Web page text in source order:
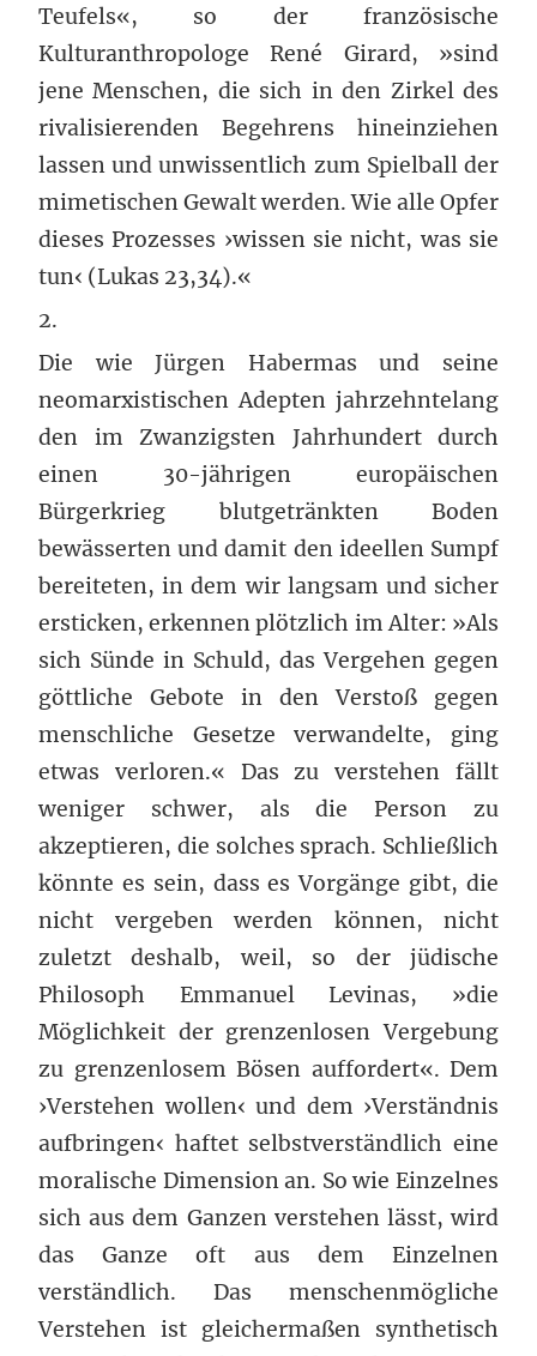
Teufels«, so der französische
Kulturanthropologe René Girard, »sind
jene Menschen, die sich in den Zirkel des
rivalisierenden Begehrens hineinziehen
lassen und unwissentlich zum Spielball der
mimetischen Gewalt werden. Wie alle Opfer
dieses Prozesses ›wissen sie nicht, was sie
tun‹ (Lukas 23,34).«
2.
Die wie Jürgen Habermas und seine
neomarxistischen Adepten jahrzehntelang
den im Zwanzigsten Jahrhundert durch
einen 30-jährigen europäischen
Bürgerkrieg blutgetränkten Boden
bewässerten und damit den ideellen Sumpf
bereiteten, in dem wir langsam und sicher
ersticken, erkennen plötzlich im Alter: »Als
sich Sünde in Schuld, das Vergehen gegen
göttliche Gebote in den Verstoß gegen
menschliche Gesetze verwandelte, ging
etwas verloren.« Das zu verstehen fällt
weniger schwer, als die Person zu
akzeptieren, die solches sprach. Schließlich
könnte es sein, dass es Vorgänge gibt, die
nicht vergeben werden können, nicht
zuletzt deshalb, weil, so der jüdische
Philosoph Emmanuel Levinas, »die
Möglichkeit der grenzenlosen Vergebung
zu grenzenlosem Bösen auffordert«. Dem
›Verstehen wollen‹ und dem ›Verständnis
aufbringen‹ haftet selbstverständlich eine
moralische Dimension an. So wie Einzelnes
sich aus dem Ganzen verstehen lässt, wird
das Ganze oft aus dem Einzelnen
verständlich. Das menschenmögliche
Verstehen ist gleichermaßen synthetisch